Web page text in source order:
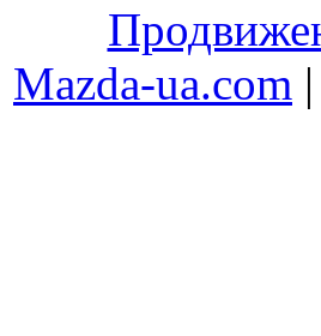
Mazda-ua.com